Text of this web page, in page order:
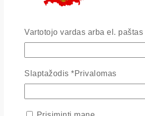
Vartotojo vardas arba el. paštas
Slaptažodis *Privalomas